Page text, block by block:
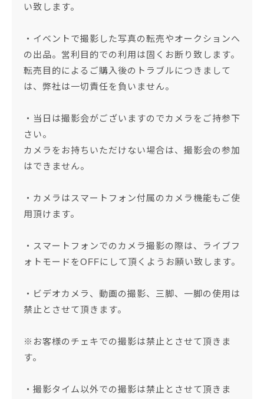
い致します。
・イベントで撮影した写真の転売やオークションへ
の出品。営利目的での利用は固くお断り致します。
転売目的によるご購入後のトラブルにつきまして
は、弊社は一切責任を負いません。
・当日は撮影会がございますのでカメラをご持参下
さい。
カメラをお持ちいただけない場合は、撮影会の参加
はできません。
・カメラはスマートフォン付属のカメラ機能もご使
用頂けます。
・スマートフォンでのカメラ撮影の際は、ライブフ
ォトモードをOFFにして頂くようお願い致します。
・ビデオカメラ、動画の撮影、三脚、一脚の使用は
禁止とさせて頂きます。
※お客様のチェキでの撮影は禁止とさせて頂きま
す。
・撮影タイム以外での撮影は禁止とさせて頂きま